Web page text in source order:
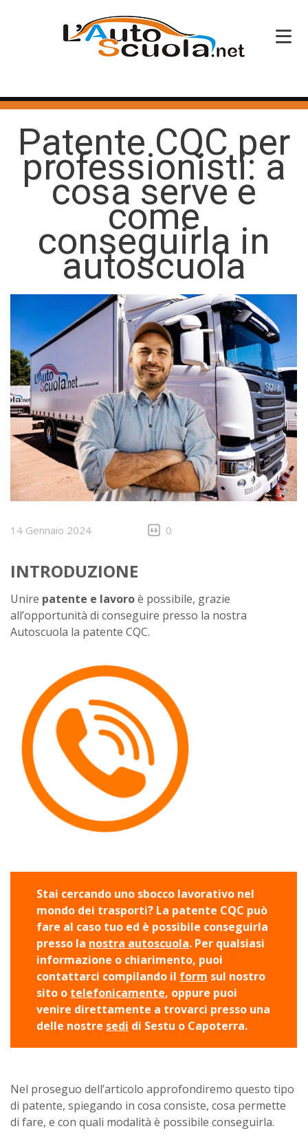
HOME
SERVIZI
CORSI PATENTE
CORSI PROFESSIONALI
Patente CQC per
professionisti: a
cosa serve e
come
conseguirla in
autoscuola
14 Gennaio 2024 0
INTRODUZIONE
Unire patente e lavoroè possibile, grazie
all’opportunità di conseguire presso la nostra
Autoscuola la patente CQC.
Stai cercando uno sbocco lavorativo nel
mondo dei trasporti? La patente CQC può
fare al caso tuo ed è possibile conseguirla
presso la nostra autoscuola. Per qualsiasi
informazione o chiarimento, puoi
contattarci compilando il form sul nostro
sito o telefonicamente, oppure puoi
venire direttamente a trovarci presso una
delle nostre sedi di Sestu o Capoterra.
Nel proseguo dell’articolo approfondiremo questo tipo
di patente, spiegando in cosa consiste, cosa permette
di fare, e con quali modalità è possibile conseguirla.